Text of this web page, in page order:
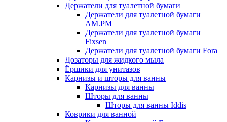
Держатели для туалетной бумаги
Держатели для туалетной бумаги
AM.PM
Держатели для туалетной бумаги
Fixsen
Держатели для туалетной бумаги Fora
Дозаторы для жидкого мыла
Ёршики для унитазов
Карнизы и шторы для ванны
Карнизы для ванны
Шторы для ванны
Шторы для ванны Iddis
Коврики для ванной